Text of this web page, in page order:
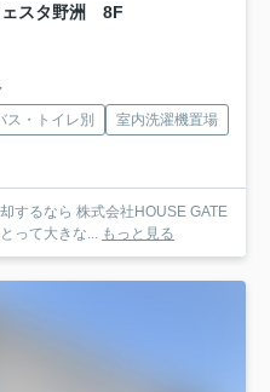
ェスタ野洲 8F
ス・トイレ別
室内洗濯機置場
するなら 株式会社HOUSE GATE
って大きな...
もっと見る